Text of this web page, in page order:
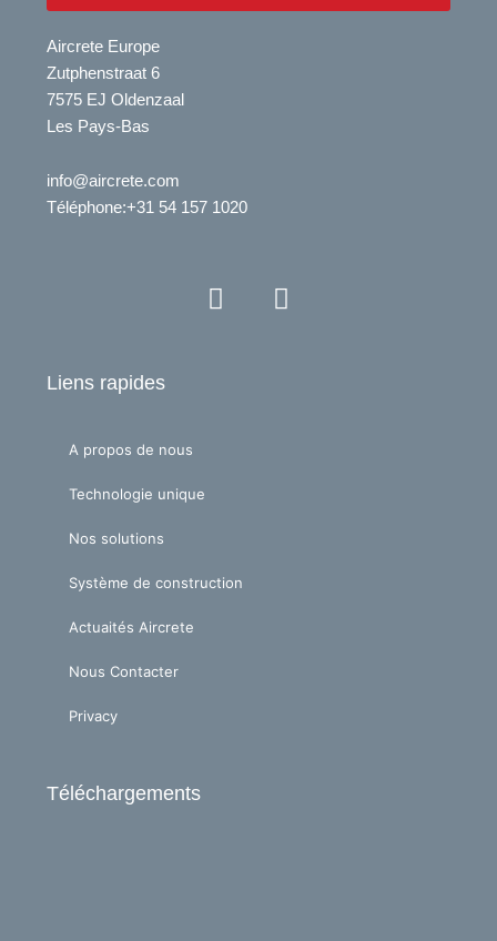
Aircrete Europe
Zutphenstraat 6
7575 EJ Oldenzaal
Les Pays-Bas
info@aircrete.com
Téléphone:+31 54 157 1020
Y
o
L
i
Liens rapides
A propos de nous
Technologie unique
Nos solutions
Système de construction
Actuaités Aircrete
Nous Contacter
Privacy
Téléchargements